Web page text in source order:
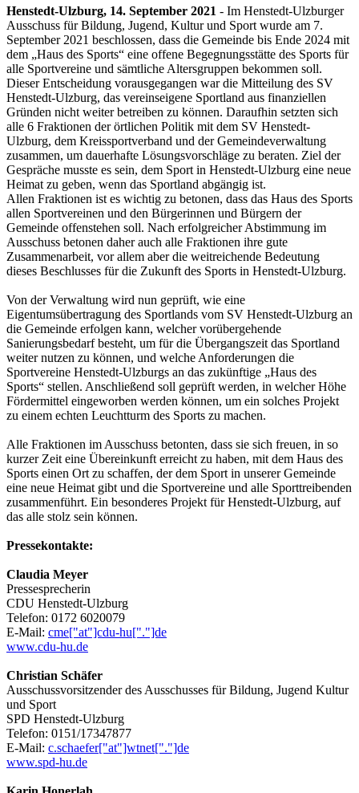
Henstedt-Ulzburg, 14. September 2021 - Im Henstedt-Ulzburger
Ausschuss für Bildung, Jugend, Kultur und Sport wurde am 7.
September 2021 beschlossen, dass die Gemeinde bis Ende 2024 mit
dem „Haus des Sports“ eine offene Begegnungsstätte des Sports für
alle Sportvereine und sämtliche Altersgruppen bekommen soll.
Dieser Entscheidung vorausgegangen war die Mitteilung des SV
Henstedt-Ulzburg, das vereinseigene Sportland aus finanziellen
Gründen nicht weiter betreiben zu können. Daraufhin setzten sich
alle 6 Fraktionen der örtlichen Politik mit dem SV Henstedt-
Ulzburg, dem Kreissportverband und der Gemeindeverwaltung
zusammen, um dauerhafte Lösungsvorschläge zu beraten. Ziel der
Gespräche musste es sein, dem Sport in Henstedt-Ulzburg eine neue
Heimat zu geben, wenn das Sportland abgängig ist.
Allen Fraktionen ist es wichtig zu betonen, dass das Haus des Sports
allen Sportvereinen und den Bürgerinnen und Bürgern der
Gemeinde offenstehen soll. Nach erfolgreicher Abstimmung im
Ausschuss betonen daher auch alle Fraktionen ihre gute
Zusammenarbeit, vor allem aber die weitreichende Bedeutung
dieses Beschlusses für die Zukunft des Sports in Henstedt-Ulzburg.
Von der Verwaltung wird nun geprüft, wie eine
Eigentumsübertragung des Sportlands vom SV Henstedt-Ulzburg an
die Gemeinde erfolgen kann, welcher vorübergehende
Sanierungsbedarf besteht, um für die Übergangszeit das Sportland
weiter nutzen zu können, und welche Anforderungen die
Sportvereine Henstedt-Ulzburgs an das zukünftige „Haus des
Sports“ stellen. Anschließend soll geprüft werden, in welcher Höhe
Fördermittel eingeworben werden können, um ein solches Projekt
zu einem echten Leuchtturm des Sports zu machen.
Alle Fraktionen im Ausschuss betonten, dass sie sich freuen, in so
kurzer Zeit eine Übereinkunft erreicht zu haben, mit dem Haus des
Sports einen Ort zu schaffen, der dem Sport in unserer Gemeinde
eine neue Heimat gibt und die Sportvereine und alle Sporttreibenden
zusammenführt. Ein besonderes Projekt für Henstedt-Ulzburg, auf
das alle stolz sein können.
Pressekontakte:
Claudia Meyer
Pressesprecherin
CDU Henstedt-Ulzburg
Telefon: 0172 6020079
E-Mail: cme["at"]cdu-hu["."]de
www.cdu-hu.de
Christian Schäfer
Ausschussvorsitzender des Ausschusses für Bildung, Jugend Kultur
und Sport
SPD Henstedt-Ulzburg
Telefon: 0151/17347877
E-Mail: c.schaefer["at"]wtnet["."]de
www.spd-hu.de